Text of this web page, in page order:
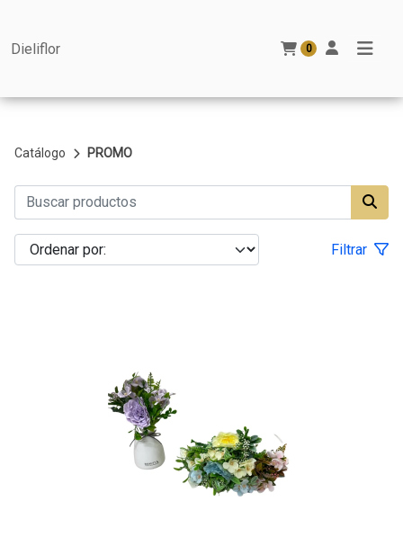
Dieliflor 0
Catálogo PROMO
Filtrar